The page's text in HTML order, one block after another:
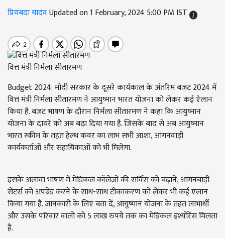
प्रियंबदा यादवUpdated on 1 February, 2024 5:00 PM IST
वित्त मंत्री निर्मला सीतारमण
Budget 2024: मोदी सरकार के दूसरे कार्यकाल के अंतरिम बजट 2024 में
वित्त मंत्री निर्मला सीतारमण ने आयुष्मान भारत योजना को लेकर कई ऐलान
किया है. बजट भाषण के दौरान निर्मला सीतारमण ने कहा कि आयुष्मान
योजना के दायरे को अब बढ़ा दिया गया है. जिसके बाद से अब आयुष्मान
भारत स्कीम के तहत हेल्‍थ कवर का लाभ सभी आशा, आंगनवाड़ी
कार्यकर्ताओं और सहायिकाओं को भी मिलेगा.
इसके अलावा भाषण में मेडिकल कॉलेजों की सर्विस को बढ़ाने, आंगनबाड़ी
सेंटर्स को अपग्रेड करने के साथ-साथ टीकाकरण को लेकर भी कई एलान
किया गया है. जानकारी के लिए बता दें, आयुष्मान योजना के तहत लाभार्थी
और उसके परिवार वालो को 5 लाख रुपये तक का मेडिकल इंश्योरेंस मिलता
है.